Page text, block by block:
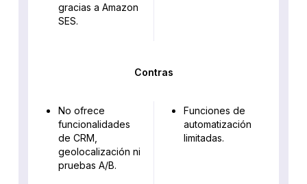
gracias a Amazon
SES.
Contras
No ofrece
funcionalidades
de CRM,
geolocalización ni
pruebas A/B.
Funciones de
automatización
limitadas.